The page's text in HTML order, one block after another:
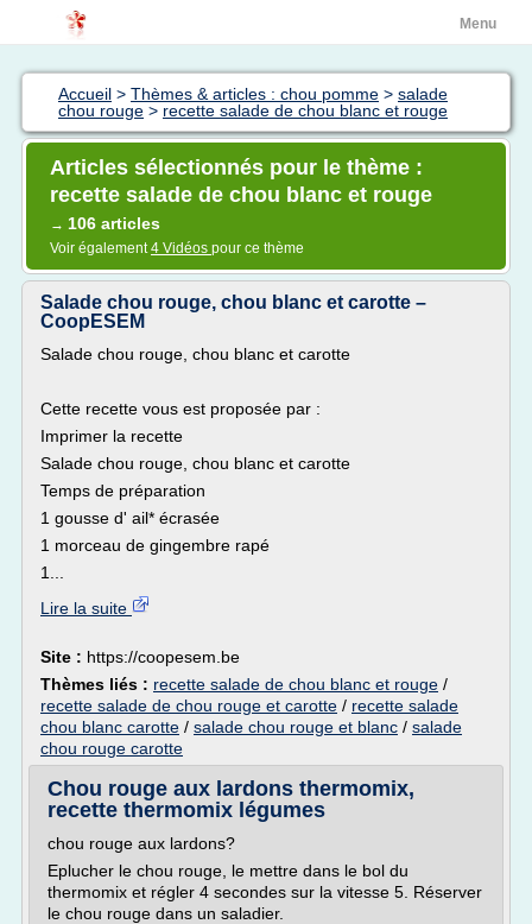
Menu
Accueil > Thèmes & articles : chou pomme > salade
chou rouge > recette salade de chou blanc et rouge
Articles sélectionnés pour le thème :
recette salade de chou blanc et rouge
→ 106 articles
Voir également4 Vidéos pour ce thème
Salade chou rouge, chou blanc et carotte –
CoopESEM
Salade chou rouge, chou blanc et carotte
Cette recette vous est proposée par :
Imprimer la recette
Salade chou rouge, chou blanc et carotte
Temps de préparation
1 gousse d' ail* écrasée
1 morceau de gingembre rapé
1...
Lire la suite
Site : https://coopesem.be
Thèmes liés : recette salade de chou blanc et rouge /
recette salade de chou rouge et carotte / recette salade
chou blanc carotte / salade chou rouge et blanc / salade
chou rouge carotte
Chou rouge aux lardons thermomix,
recette thermomix légumes
chou rouge aux lardons?
Eplucher le chou rouge, le mettre dans le bol du
thermomix et régler 4 secondes sur la vitesse 5. Réserver
le chou rouge dans un saladier.